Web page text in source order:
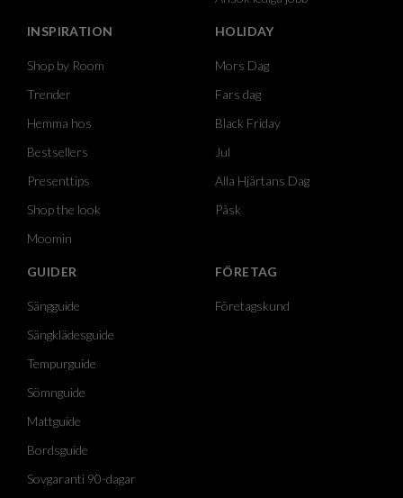
INSPIRATION
Shop by Room
Trender
Hemma hos
Bestsellers
Presenttips
Shop the look
Moomin
HOLIDAY
Mors Dag
Fars dag
Black Friday
Jul
Alla Hjärtans Dag
Påsk
GUIDER
Sängguide
Sängklädesguide
Tempurguide
Sömnguide
Mattguide
Bordsguide
Sovgaranti 90-dagar
FÖRETAG
Företagskund